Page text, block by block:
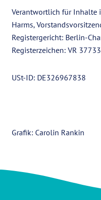
Verantwortlich für Inhalte
Harms,
Registergericht: Berlin-
Registerzeichen: VR
USt-ID: DE326967838
Grafik: Carolin Rankin